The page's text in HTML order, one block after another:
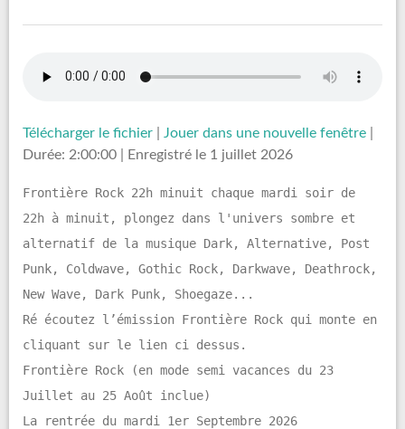
Télécharger le fichier Jouer dans une nouvelle fenêtre
Durée: 2:00:00
Enregistré le 1 juillet 2026
Frontière Rock 22h minuit chaque mardi soir de
22h à minuit, plongez dans l'univers sombre et
alternatif de la musique Dark, Alternative, Post
Punk, Coldwave, Gothic Rock, Darkwave, Deathrock,
New Wave, Dark Punk, Shoegaze...
Ré écoutez l’émission Frontière Rock qui monte en
cliquant sur le lien ci dessus.
Frontière Rock (en mode semi vacances du 23
Juillet au 25 Août inclue)
La rentrée du mardi 1er Septembre 2026